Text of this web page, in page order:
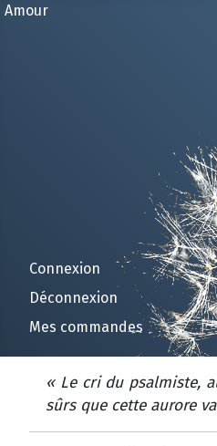
Amour
Connexion
Déconnexion
Mes commandes
« Le cri du psalmiste,
sûrs que cette aurore